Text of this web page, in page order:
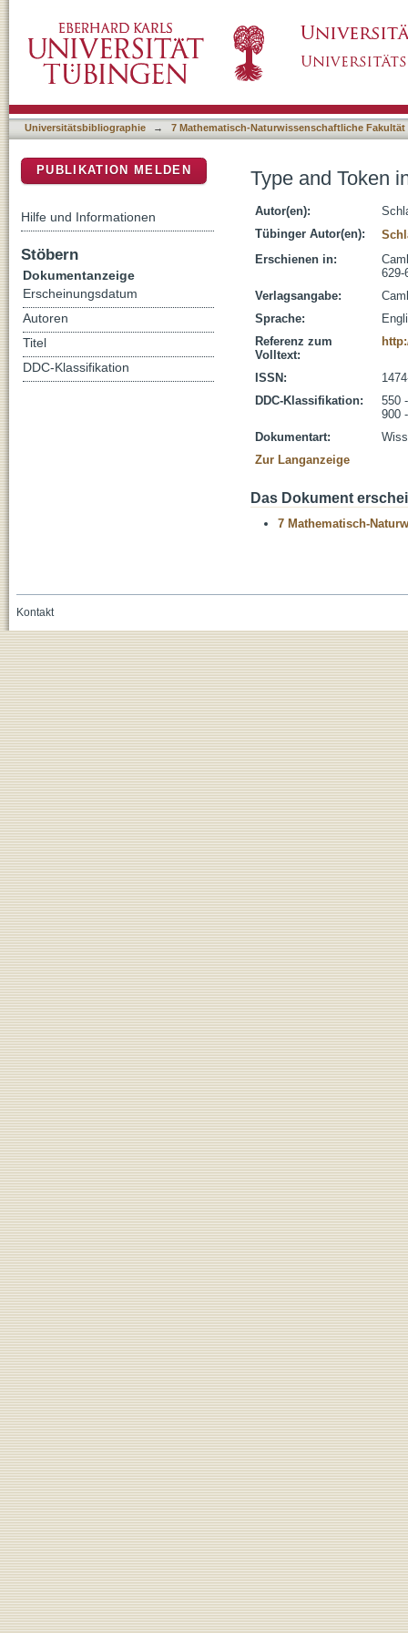
Universitätsbibliographie → 7 Mathematisch-Naturwissenschaftliche Fakultät
Type and Token
Autor(en):
Tübinger Autor(en):
Erschienen in:
629-
Verlagsangabe:
Sprache:
Referenz zum
Volltext:
ISSN:
DDC-Klassifikation:
550
900
Dokumentart:
Zur Langanzeige
Das Dokument
7 Mathematisch-
PUBLIKATION MELDEN
Hilfe und Informationen
Stöbern
Dokumentanzeige
Erscheinungsdatum
Autoren
Titel
DDC-Klassifikation
Kontakt